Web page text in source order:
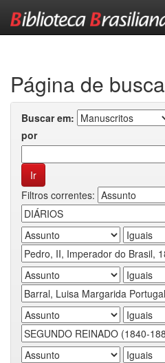
Página de busca
Buscar em:
por
Filtros correntes: